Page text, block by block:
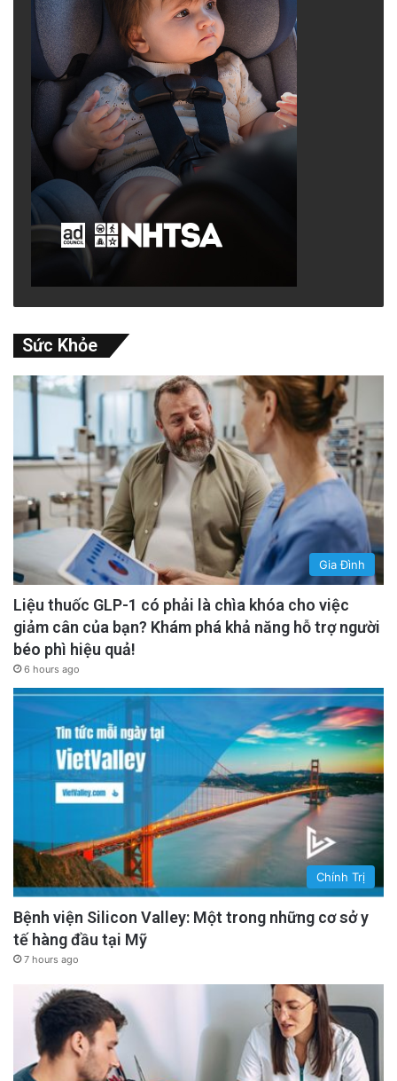
Sức Khỏe
Gia Đình
Liệu thuốc GLP-1 có phải là chìa khóa cho việc
giảm cân của bạn? Khám phá khả năng hỗ trợ người
béo phì hiệu quả!
6 hours ago
Chính Trị
Bệnh viện Silicon Valley: Một trong những cơ sở y
tế hàng đầu tại Mỹ
7 hours ago